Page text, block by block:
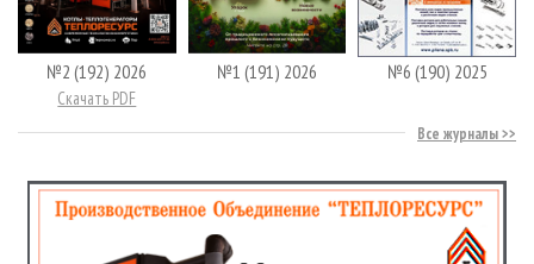
№2 (192) 2026
Скачать PDF
№1 (191) 2026 №6 (190) 2025
Все журналы